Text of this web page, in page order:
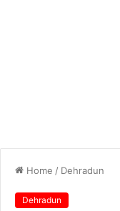
Home / Dehradun
Dehradun